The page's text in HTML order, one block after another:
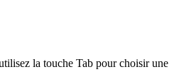
la touche Tab pour choisir une